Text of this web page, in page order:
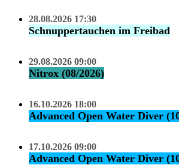
28.08.2026 17:30
Schnuppertauchen im Freibad
29.08.2026 09:00
Nitrox (08/2026)
16.10.2026 18:00
Advanced Open Water Diver
17.10.2026 09:00
Advanced Open Water Diver